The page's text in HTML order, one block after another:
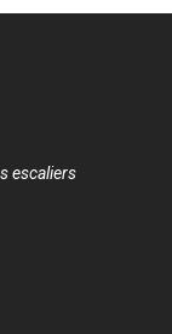
escaliers